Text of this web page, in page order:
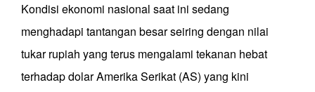
Kondisi ekonomi nasional saat ini sedang
menghadapi tantangan besar seiring dengan nilai
tukar rupiah yang terus mengalami tekanan hebat
terhadap dolar Amerika Serikat (AS) yang kini